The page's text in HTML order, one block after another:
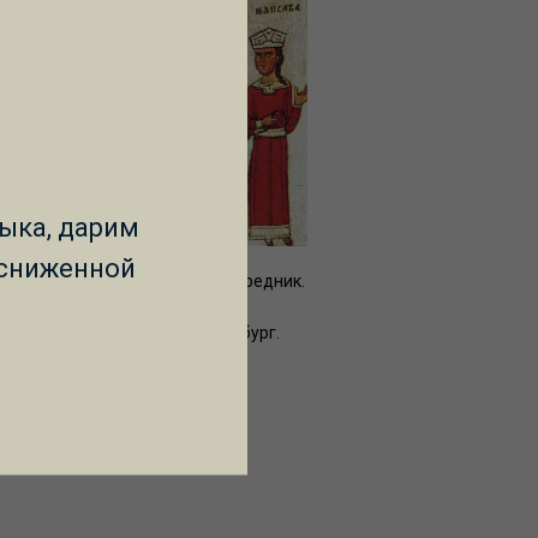
с житием в 14 клеймах. Средник.
Русский музей, Санкт-Петербург.
дарим